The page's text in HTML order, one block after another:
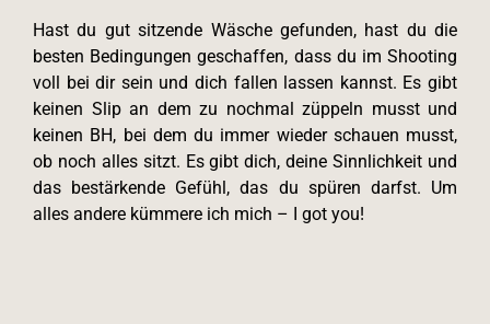
Hast du gut sitzende Wäsche gefunden, hast du die
besten Bedingungen geschaffen, dass du im Shooting
voll bei dir sein und dich fallen lassen kannst. Es gibt
keinen Slip an dem zu nochmal züppeln musst und
keinen BH, bei dem du immer wieder schauen musst,
ob noch alles sitzt. Es gibt dich, deine Sinnlichkeit und
das bestärkende Gefühl, das du spüren darfst. Um
alles andere kümmere ich mich – I got you!